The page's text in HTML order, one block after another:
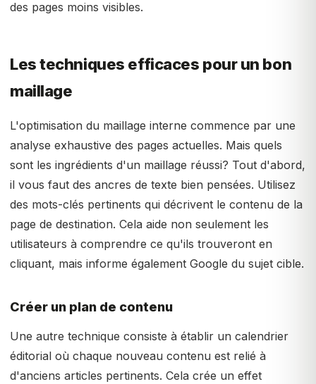
des pages moins visibles.
Les techniques efficaces pour un bon
maillage
L'optimisation du maillage interne commence par une
analyse exhaustive des pages actuelles. Mais quels
sont les ingrédients d'un maillage réussi? Tout d'abord,
il vous faut des ancres de texte bien pensées. Utilisez
des mots-clés pertinents qui décrivent le contenu de la
page de destination. Cela aide non seulement les
utilisateurs à comprendre ce qu'ils trouveront en
cliquant, mais informe également Google du sujet cible.
Créer un plan de contenu
Une autre technique consiste à établir un calendrier
éditorial où chaque nouveau contenu est relié à
d'anciens articles pertinents. Cela crée un effet